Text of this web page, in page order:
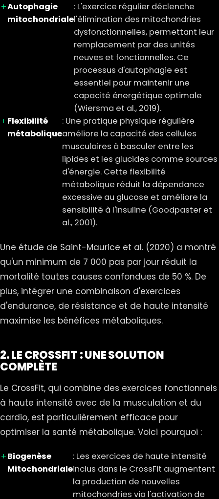
Autophagie
mitochondriale
: L'exercice régulier déclenche
l'élimination des mitochondries
dysfonctionnelles, permettant leur
remplacement par des unités
neuves et fonctionnelles. Ce
processus d'autophagie est
essentiel pour maintenir une
capacité énergétique optimale
(Wiersma et al., 2019).
Flexibilité
métabolique
: Une pratique physique régulière
améliore la capacité des cellules
musculaires à basculer entre les
lipides et les glucides comme sources
d'énergie. Cette flexibilité
métabolique réduit la dépendance
excessive au glucose et améliore la
sensibilité à l'insuline (Goodpaster et
al., 2001).
Une étude de Saint-Maurice et al. (2020) a montré
qu'un minimum de 7 000 pas par jour réduit la
mortalité toutes causes confondues de 50 %. De
plus, intégrer une combinaison d'exercices
d'endurance, de résistance et de haute intensité
maximise les bénéfices métaboliques.
2. LE CROSSFIT : UNE SOLUTION
COMPLÈTE
Le CrossFit, qui combine des exercices fonctionnels
à haute intensité avec de la musculation et du
cardio, est particulièrement efficace pour
optimiser la santé métabolique. Voici pourquoi :
Biogenèse
Mitochondriale
: Les exercices de haute intensité
inclus dans le CrossFit augmentent
la production de nouvelles
mitochondries via l'activation de